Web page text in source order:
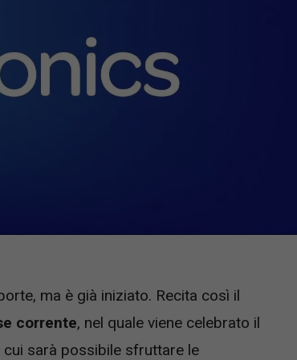
ma è già iniziato. Recita così il
corrente, nel quale viene celebrato il
cui sarà possibile sfruttare le